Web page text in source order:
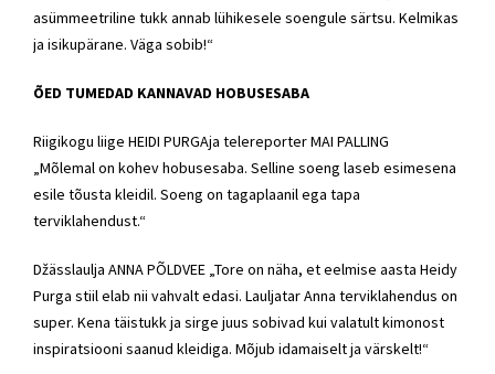
asümmeetriline tukk annab lühikesele soengule särtsu. Kelmikas
ja isikupärane. Väga sobib!“
ÕED TUMEDAD KANNAVAD HOBUSESABA
Riigikogu liige HEIDI PURGAja telereporter MAI PALLING
„Mõlemal on kohev hobusesaba. Selline soeng laseb esimesena
esile tõusta kleidil. Soeng on tagaplaanil ega tapa
terviklahendust.“
Džässlaulja ANNA PÕLDVEE „Tore on näha, et eelmise aasta Heidy
Purga stiil elab nii vahvalt edasi. Lauljatar Anna terviklahendus on
super. Kena täistukk ja sirge juus sobivad kui valatult kimonost
inspiratsiooni saanud kleidiga. Mõjub idamaiselt ja värskelt!“